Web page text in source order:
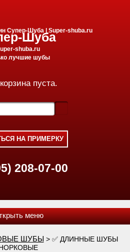
Шуба
shuba.ru
лучшие шубы
пуста.
.
208-07-00
ШУБЫ > ✅ ДЛИННЫЕ ШУБЫ